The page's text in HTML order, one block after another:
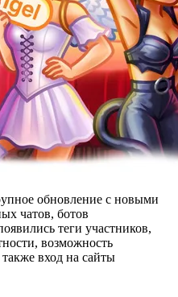
обновление с новыми
чатов, ботов
теги участников,
возможность
вход на сайты